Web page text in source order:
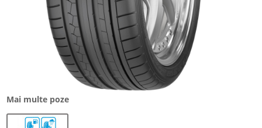
Mai multe poze